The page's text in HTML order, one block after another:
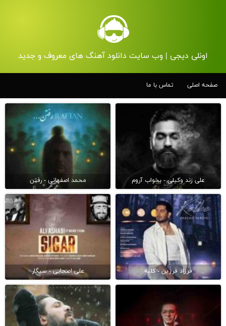
اونلی دیجی | وب سایت دانلود آهنگ های معروف و جدید
صفحه اصلی تماس با ما
علی زند وکیلی - بخواب آروم محمد اصفهانی - رفتن
فرزاد فرزین - کلبه علی اصحابی - سیگار